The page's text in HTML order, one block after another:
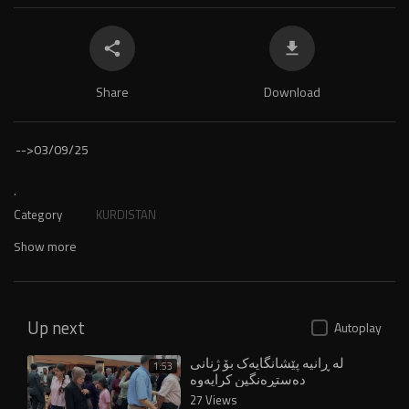
Share Download
-->03/09/25
.
Category KURDISTAN
Show more
Up next Autoplay
1:53 لە ڕانیە پێشانگایەک بۆ ژنانی
دەستڕەنگین کرایەوە
27 Views